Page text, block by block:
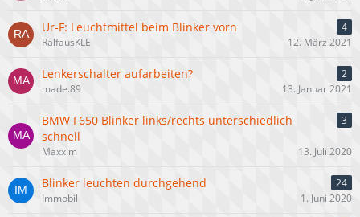
Ur-F: Leuchtmittel beim Blinker vorn
4
RalfausKLE
12. März 2021
Lenkerschalter aufarbeiten?
2
made.89
13. Januar 2021
BMW F650 Blinker links/rechts unterschiedlich
schnell
3
Maxxim 13. Juli 2020
Blinker leuchten durchgehend
24
Immobil
1. Juni 2020